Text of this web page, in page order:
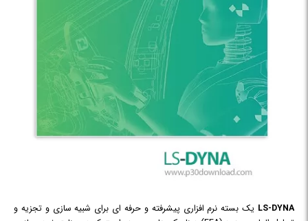
LS-DYNA یک بسته نرم افزاری پیشرفته و حرفه ای برای شبیه سازی و تجزیه و